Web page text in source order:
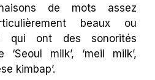
de mots assez
beaux ou
qui ont des sonorités
‘Seoul milk’, ‘meil milk’,
kimbap’.